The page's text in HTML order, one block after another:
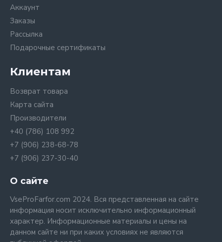
Аккаунт
Заказы
Рассылка
Подарочные сертификаты
Клиентам
Возврат товара
Карта сайта
Производители
+40 (786) 108 992
+7 (906) 238-68-78
+7 (906) 237-30-40
О сайте
VseProFarfor.com 2024. Вся представленная на сайте
информация носит исключительно информационный
характер. Информационные материалы и цены на
данном сайте ни при каких условиях не являются